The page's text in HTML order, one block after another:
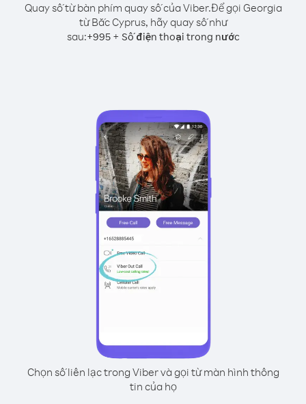
Quay số từ bàn phím quay số của Viber.Để gọi Georgia
từ Bắc Cyprus, hãy quay số như
sau:+995+ Số điện thoại trong nước
Chọn số liên lạc trong Viber và gọi từ màn hình thông
tin của họ